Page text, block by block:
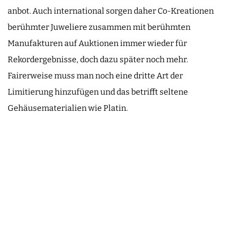
anbot. Auch international sorgen daher Co-Kreationen
berühmter Juweliere zusammen mit berühmten
Manufakturen auf Auktionen immer wieder für
Rekordergebnisse, doch dazu später noch mehr.
Fairerweise muss man noch eine dritte Art der
Limitierung hinzufügen und das betrifft seltene
Gehäusematerialien wie Platin.